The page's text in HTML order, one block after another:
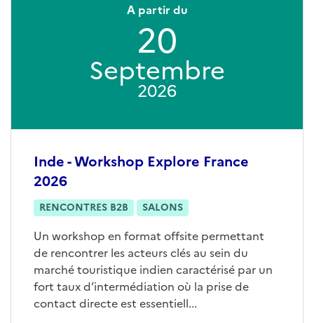
Inde - Workshop Explore France
2026
RENCONTRES B2B SALONS
Un workshop en format offsite permettant
de rencontrer les acteurs clés au sein du
marché touristique indien caractérisé par un
fort taux d’intermédiation où la prise de
contact directe est essentiell...
A partir du
20
Septembre
2026